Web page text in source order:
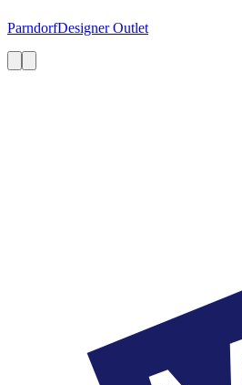
ParndorfDesigner Outlet